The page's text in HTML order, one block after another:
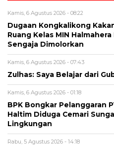
Kamis, 6 Agustus 2026 - 08:22
Dugaan Kongkalikong
Ruang Kelas MIN
Sengaja Dimolorkan
Kamis, 6 Agustus 2026 - 07:43
Zulhas: Saya Belajar dari
Kamis, 6 Agustus 2026 - 01:18
BPK Bongkar Pelanggaran
Haltim Diduga Cemari
Lingkungan
Rabu, 5 Agustus 2026 - 14:18